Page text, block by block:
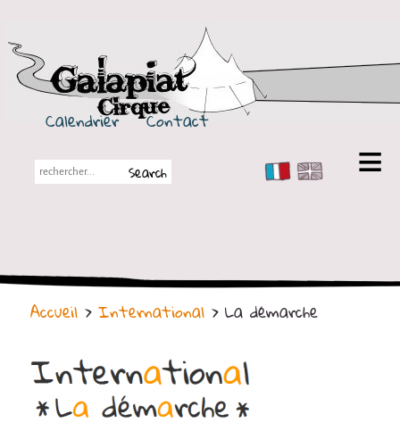
Galapiat Cirque
Calendrier
Contact
FR EN
Les Chapiteaux
Partenaires
Spectacles
En tournée
Attraction Capillaire
Accueil > International > La démarche